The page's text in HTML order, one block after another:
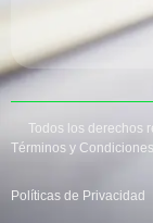
Todos los derechos
Términos y Condiciones
Políticas de Privacidad